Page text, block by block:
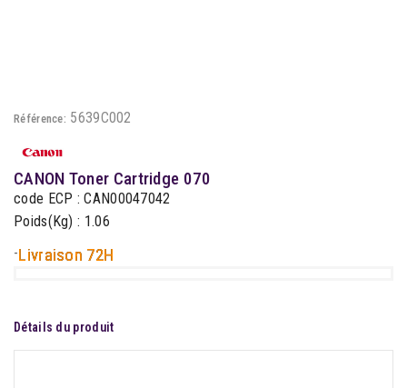
Référence: 5639C002
CANON Toner Cartridge 070
code ECP : CAN00047042
Poids(Kg) : 1.06
-Livraison 72H
Détails du produit